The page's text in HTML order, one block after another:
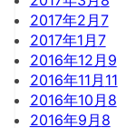
2017年2月7
2017年1月7
2016年12月 9
2016年11月 11
2016年10月 8
2016年9月 8